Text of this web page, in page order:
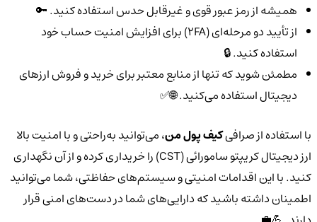
همیشه از رمز عبور قوی و غیرقابل حدس استفاده کنید. 🔑
از تأیید دو مرحله‌ای (2FA) برای افزایش امنیت حساب خود
استفاده کنید. 🔒
مطمئن شوید که تنها از منابع معتبر برای خرید و فروش ارزهای
دیجیتال استفاده می‌کنید. 🌐✅
با استفاده از صرافیکیف پول من، می‌توانید به‌راحتی و با امنیت بالا
ارز دیجیتال کریپتو سامورائی (CST) را خریداری کرده و از آن نگهداری
کنید. با این اقدامات امنیتی و سیستم‌های حفاظتی، شما می‌توانید
اطمینان داشته باشید که دارایی‌های شما در دست‌های امنی قرار